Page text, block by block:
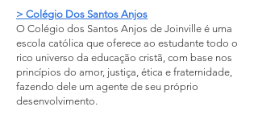
> Colégio Dos Santos Anjos
O Colégio dos Santos Anjos de Joinville é uma
escola católica que oferece ao estudante todo o
rico universo da educação cristã, com base nos
princípios do amor, justiça, ética e fraternidade,
fazendo dele um agente de seu próprio
desenvolvimento.